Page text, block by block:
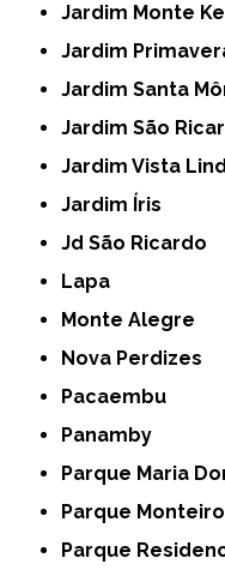
Jardim Monte
Jardim
Jardim Santa
Jardim São
Jardim Vista
Jardim Íris
Jd São Ricardo
Lapa
Monte Alegre
Nova Perdizes
Pacaembu
Panamby
Parque Maria
Parque
Parque